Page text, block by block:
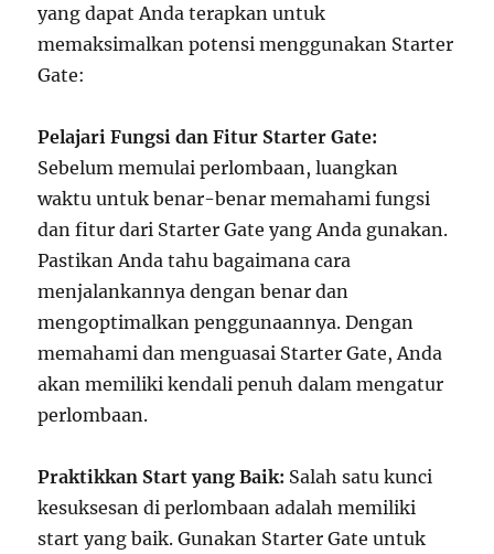
yang dapat Anda terapkan untuk
memaksimalkan potensi menggunakan Starter
Gate:
Pelajari Fungsi dan Fitur Starter Gate:
Sebelum memulai perlombaan, luangkan
waktu untuk benar-benar memahami fungsi
dan fitur dari Starter Gate yang Anda gunakan.
Pastikan Anda tahu bagaimana cara
menjalankannya dengan benar dan
mengoptimalkan penggunaannya. Dengan
memahami dan menguasai Starter Gate, Anda
akan memiliki kendali penuh dalam mengatur
perlombaan.
Praktikkan Start yang Baik: Salah satu kunci
kesuksesan di perlombaan adalah memiliki
start yang baik. Gunakan Starter Gate untuk